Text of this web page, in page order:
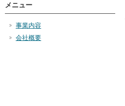
メニュー
事業内容
会社概要